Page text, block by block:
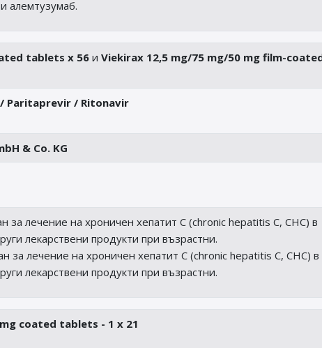
алемтузумаб.
tablets x 56 и Viekirax 12,5 mg/75 mg/50 mg film-
Paritaprevir / Ritonavir
& Co. KG
за лечение на хроничен хепатит С (chronic hepatitis C, CHC) в
лекарствени продукти при възрастни.
за лечение на хроничен хепатит C (chronic hepatitis C, CHC) в
лекарствени продукти при възрастни.
coated tablets - 1 x 21